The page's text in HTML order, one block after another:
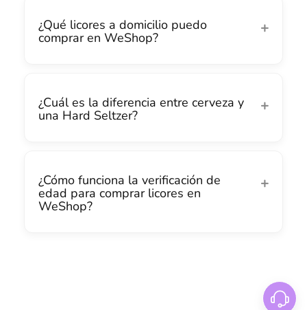
¿Qué licores a domicilio puedo
comprar en WeShop?
¿Cuál es la diferencia entre cerveza y
una Hard Seltzer?
¿Cómo funciona la verificación de
edad para comprar licores en
WeShop?